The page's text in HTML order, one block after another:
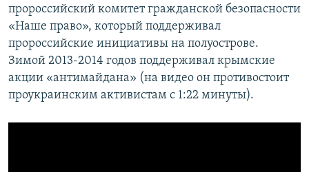
пророссийский комитет гражданской безопасности
«Наше право», который поддерживал
пророссийские инициативы на полуострове.
Зимой 2013-2014 годов поддерживал крымские
акции «антимайдана» (на видео он противостоит
проукраинским активистам с 1:22 минуты).